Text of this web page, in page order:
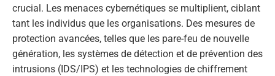
crucial. Les menaces cybernétiques se multiplient, ciblant
tant les individus que les organisations. Des mesures de
protection avancées, telles que les pare-feu de nouvelle
génération, les systèmes de détection et de prévention des
intrusions (IDS/IPS) et les technologies de chiffrement